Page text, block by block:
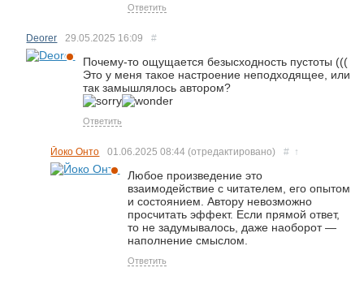
Ответить
Deorer 29.05.2025 16:09 #
Почему-то ощущается безысходность пустоты (((
Это у меня такое настроение неподходящее, или
так замышлялось автором?
Ответить
Йоко Онто 01.06.2025 08:44 (отредактировано) # ↑
Любое произведение это
взаимодействие с читателем, его опытом
и состоянием. Автору невозможно
просчитать эффект. Если прямой ответ,
то не задумывалось, даже наоборот —
наполнение смыслом.
Ответить